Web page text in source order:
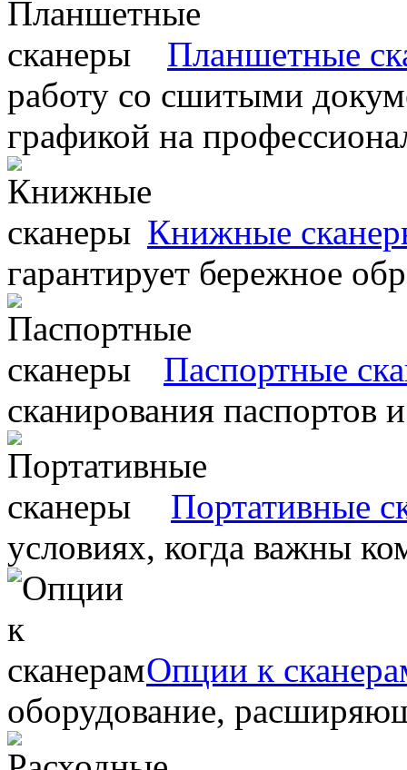
Планшетные
работу со сшитыми
графикой на
Книжные
гарантирует бережное
Паспортные
сканирования паспортов
Портативные
условиях, когда важны
Опции к
оборудование,